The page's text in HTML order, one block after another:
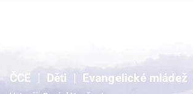
ČCE Děti Evangelické mládež